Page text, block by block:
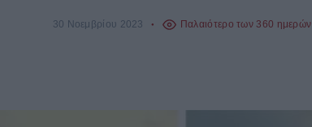
30 Νοεμβρίου 2023 Παλαιότερο των 360 ημερών